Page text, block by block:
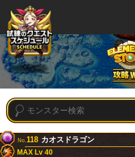
No.118 カオスドラゴン
MAX Lv 40